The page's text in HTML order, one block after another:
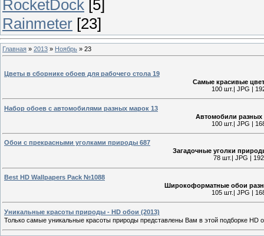
RocketDock [5]
Rainmeter [23]
Главная » 2013 » Ноябрь » 23
Цветы в сборнике обоев для рабочего стола 19
Самые красивые
100 шт.| JPG |
Набор обоев с автомобилями разных марок 13
Автомобили разных
100 шт.| JPG |
Обои с прекрасными уголками природы 687
Загадочные уголки
78 шт.| JPG |
Best HD Wallpapers Pack №1088
Широкоформатные обои
105 шт.| JPG |
Уникальные красоты природы - HD обои (2013)
Только самые уникальные красоты природы представлены Вам в этой подборке HD